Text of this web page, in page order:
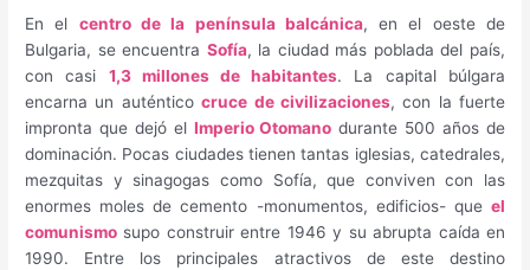
En el centro de la península balcánica, en el oeste de
Bulgaria, se encuentra Sofía, la ciudad más poblada del país,
con casi 1,3 millones de habitantes. La capital búlgara
encarna un auténticocruce de civilizaciones, con la fuerte
impronta que dejó el Imperio Otomano durante 500 años de
dominación. Pocas ciudades tienen tantas iglesias, catedrales,
mezquitas y sinagogas como Sofía, que conviven con las
enormes moles de cemento -monumentos, edificios- que el
comunismo supo construir entre 1946 y su abrupta caída en
1990. Entre los principales atractivos de este destino